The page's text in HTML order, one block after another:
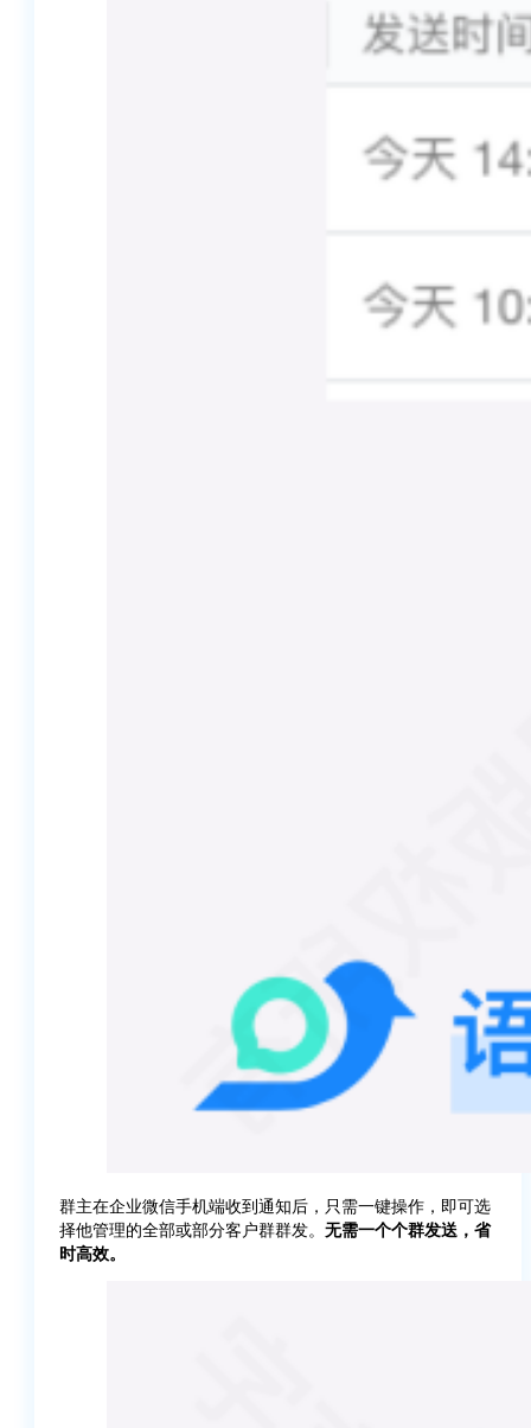
群主在企业微信手机端收到通知后，只需一键操作，即可选
择他管理的全部或部分客户群群发。 无需一个个群发送，省
时高效。